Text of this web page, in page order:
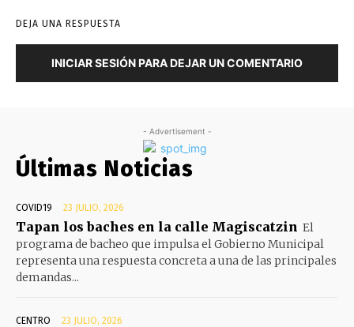
DEJA UNA RESPUESTA
INICIAR SESIÓN PARA DEJAR UN COMENTARIO
- Advertisement -
Últimas Noticias
COVID19 23 JULIO, 2026
Tapan los baches en la calle Magiscatzin El
programa de bacheo que impulsa el Gobierno Municipal
representa una respuesta concreta a una de las principales
demandas...
CENTRO 23 JULIO, 2026